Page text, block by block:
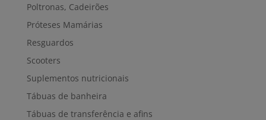
Poltronas, Cadeirões
Próteses Mamárias
Resguardos
Scooters
Suplementos nutricionais
Tábuas de banheira
Tábuas de transferência e afins